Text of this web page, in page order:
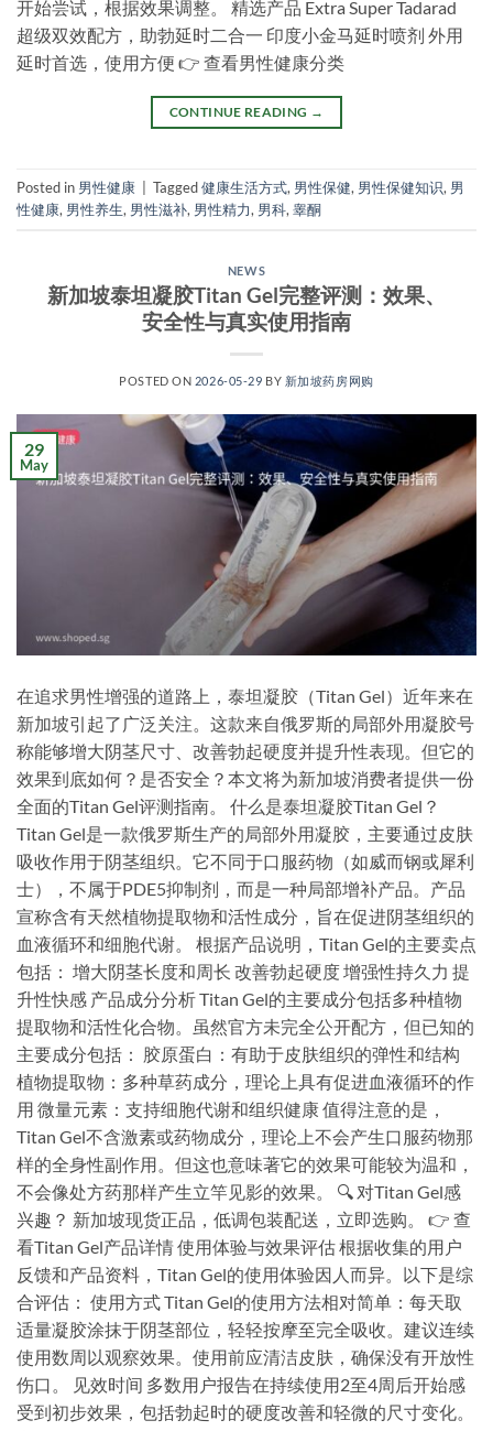
开始尝试，根据效果调整。 精选产品 Extra Super Tadarad
超级双效配方，助勃延时二合一 印度小金马延时喷剂 外用
延时首选，使用方便 👉 查看男性健康分类
CONTINUE READING →
Posted in 男性健康 Tagged健康生活方式, 男性保健, 男性保健知识, 男
性健康, 男性养生, 男性滋补, 男性精力, 男科, 睾酮
NEWS
新加坡泰坦凝胶Titan Gel完整评测：效果、
安全性与真实使用指南
POSTED ON 2026-05-29 BY 新加坡药房网购
29
May
在追求男性增强的道路上，泰坦凝胶（Titan Gel）近年来在
新加坡引起了广泛关注。这款来自俄罗斯的局部外用凝胶号
称能够增大阴茎尺寸、改善勃起硬度并提升性表现。但它的
效果到底如何？是否安全？本文将为新加坡消费者提供一份
全面的Titan Gel评测指南。 什么是泰坦凝胶Titan Gel？
Titan Gel是一款俄罗斯生产的局部外用凝胶，主要通过皮肤
吸收作用于阴茎组织。它不同于口服药物（如威而钢或犀利
士），不属于PDE5抑制剂，而是一种局部增补产品。产品
宣称含有天然植物提取物和活性成分，旨在促进阴茎组织的
血液循环和细胞代谢。 根据产品说明，Titan Gel的主要卖点
包括： 增大阴茎长度和周长 改善勃起硬度 增强性持久力 提
升性快感 产品成分分析 Titan Gel的主要成分包括多种植物
提取物和活性化合物。虽然官方未完全公开配方，但已知的
主要成分包括： 胶原蛋白：有助于皮肤组织的弹性和结构
植物提取物：多种草药成分，理论上具有促进血液循环的作
用 微量元素：支持细胞代谢和组织健康 值得注意的是，
Titan Gel不含激素或药物成分，理论上不会产生口服药物那
样的全身性副作用。但这也意味著它的效果可能较为温和，
不会像处方药那样产生立竿见影的效果。 🔍 对Titan Gel感
兴趣？ 新加坡现货正品，低调包装配送，立即选购。 👉 查
看Titan Gel产品详情 使用体验与效果评估 根据收集的用户
反馈和产品资料，Titan Gel的使用体验因人而异。以下是综
合评估： 使用方式 Titan Gel的使用方法相对简单：每天取
适量凝胶涂抹于阴茎部位，轻轻按摩至完全吸收。建议连续
使用数周以观察效果。使用前应清洁皮肤，确保没有开放性
伤口。 见效时间 多数用户报告在持续使用2至4周后开始感
受到初步效果，包括勃起时的硬度改善和轻微的尺寸变化。